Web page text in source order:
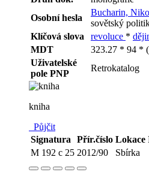
Osobní hesla
Bucharin,
sovětský
Klíčová slova
revoluce *
MDT
323.27 * 94 *
Uživatelské
pole PNP
Retrokatalog
kniha
Půjčit
Signatura
Přír.číslo Lokace
M 192 c 25 2012/90 Sbírka